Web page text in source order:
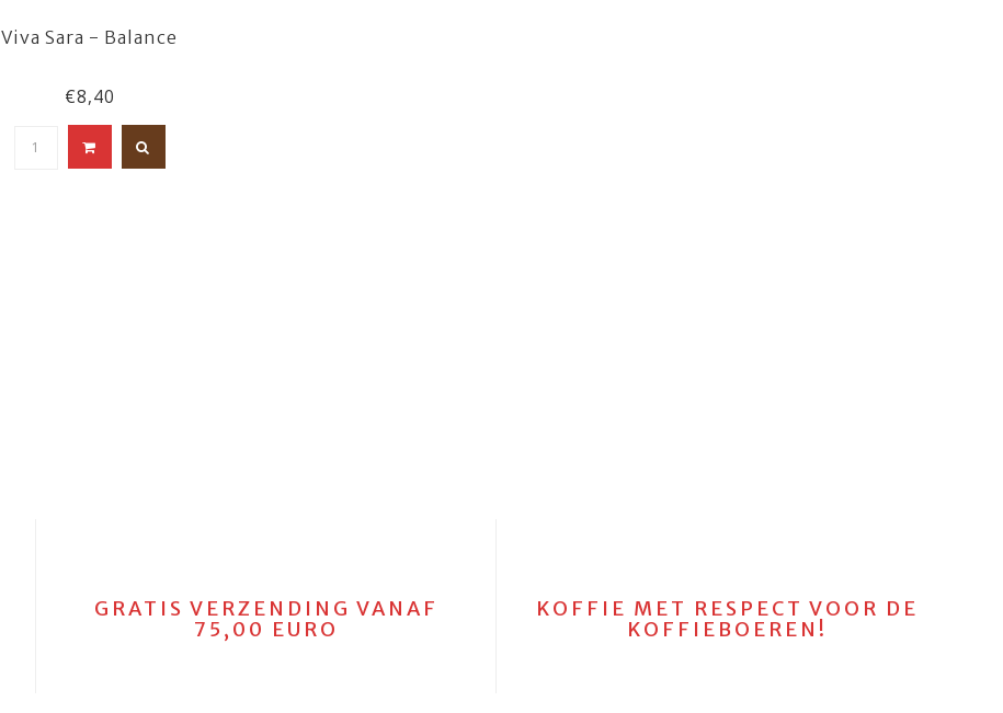
Viva Sara - Balance
€8,40
GRATIS VERZENDING VANAF
75,00 EURO
KOFFIE MET RESPECT VOOR DE
KOFFIEBOEREN!